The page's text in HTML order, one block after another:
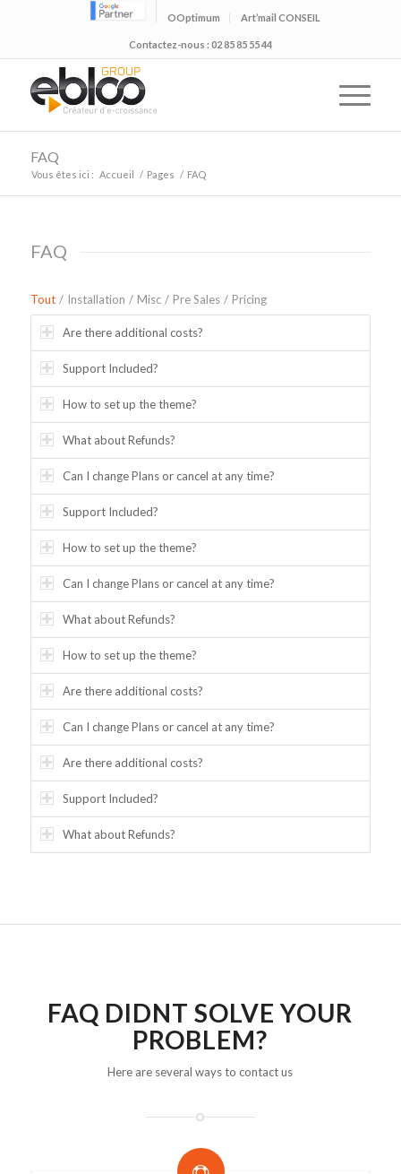
OOptimum Art’mail CONSEIL
Contactez-nous : 02 85 85 55 44
FAQ
Vous êtes ici : Accueil / Pages / FAQ
FAQ
Tout / Installation / Misc / Pre Sales / Pricing
Are there additional costs?
Support Included?
How to set up the theme?
What about Refunds?
Can I change Plans or cancel at any time?
Support Included?
How to set up the theme?
Can I change Plans or cancel at any time?
What about Refunds?
How to set up the theme?
Are there additional costs?
Can I change Plans or cancel at any time?
Are there additional costs?
Support Included?
What about Refunds?
FAQ DIDNT SOLVE YOUR
PROBLEM?
Here are several ways to contact us